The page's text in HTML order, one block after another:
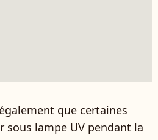
que certaines
sous lampe UV pendant la